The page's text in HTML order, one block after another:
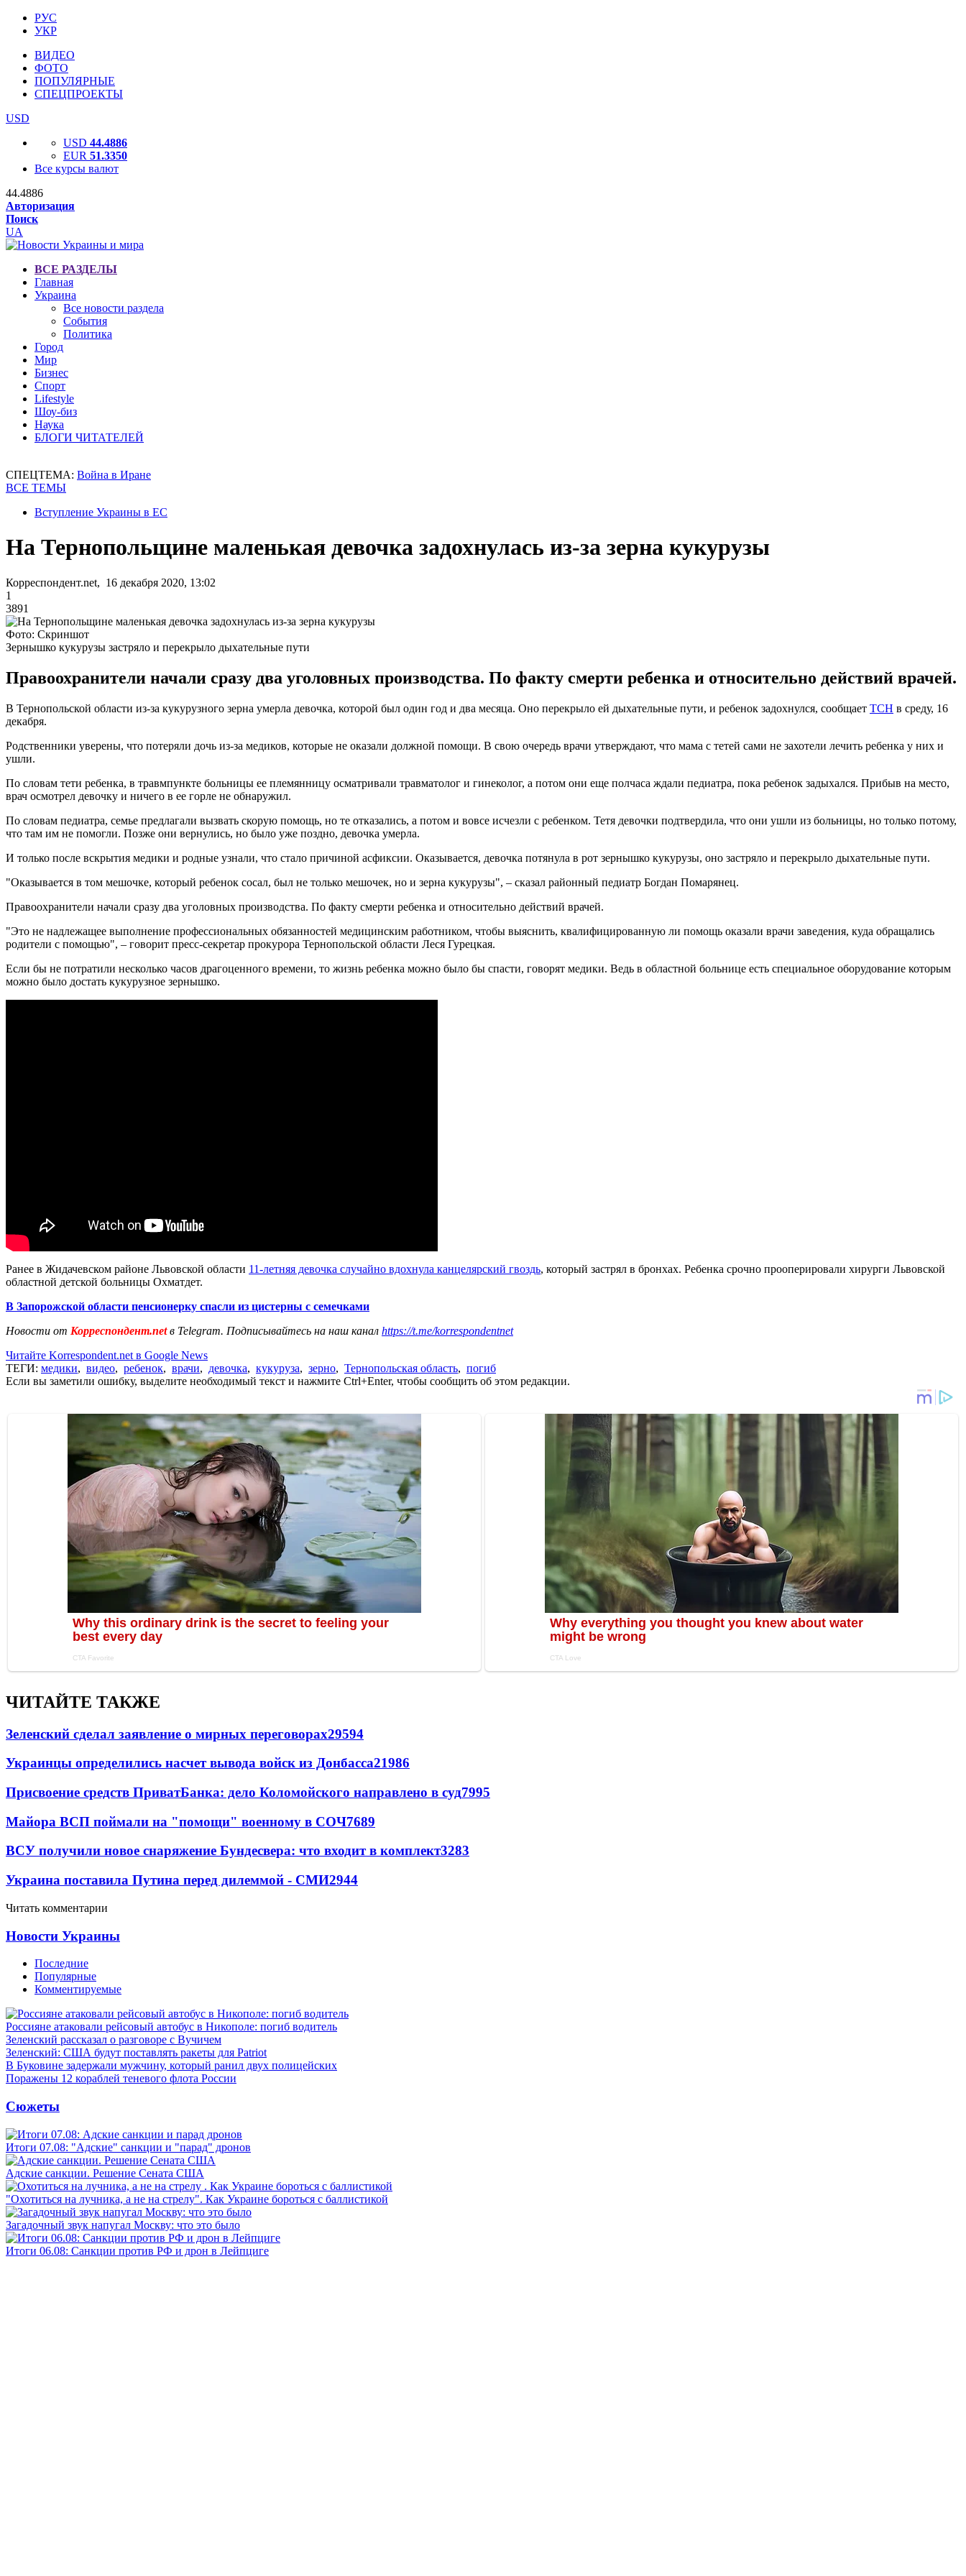
РУС
УКР
ВИДЕО
ФОТО
ПОПУЛЯРНЫЕ
СПЕЦПРОЕКТЫ
USD
USD 44.4886
EUR 51.3350
Все курсы валют
44.4886
Авторизация
Поиск
UA
ВСЕ РАЗДЕЛЫ
Главная
Украина
Все новости раздела
События
Политика
Город
Мир
Бизнес
Спорт
Lifestyle
Шоу-биз
Наука
БЛОГИ ЧИТАТЕЛЕЙ
СПЕЦТЕМА: Война в Иране
ВСЕ ТЕМЫ
Вступление Украины в ЕС
На Тернопольщине маленькая девочка задохнулась из-за зерна кукурузы
Корреспондент.net, 16 декабря 2020, 13:02
1
3891
Фото: Скриншот
Зернышко кукурузы застряло и перекрыло дыхательные пути
Правоохранители начали сразу два уголовных производства. По факту смерти ребенка и относительно действий врачей.
В Тернопольской области из-за кукурузного зерна умерла девочка, которой был один год и два месяца. Оно перекрыло ей дыхательные пути, и ребенок задохнулся, сообщает ТСН в среду, 16
декабря.
Родственники уверены, что потеряли дочь из-за медиков, которые не оказали должной помощи. В свою очередь врачи утверждают, что мама с тетей сами не захотели лечить ребенка у них и
ушли.
По словам тети ребенка, в травмпункте больницы ее племянницу осматривали травматолог и гинеколог, а потом они еще полчаса ждали педиатра, пока ребенок задыхался. Прибыв на место,
врач осмотрел девочку и ничего в ее горле не обнаружил.
По словам педиатра, семье предлагали вызвать скорую помощь, но те отказались, а потом и вовсе исчезли с ребенком. Тетя девочки подтвердила, что они ушли из больницы, но только потому,
что там им не помогли. Позже они вернулись, но было уже поздно, девочка умерла.
И только после вскрытия медики и родные узнали, что стало причиной асфиксии. Оказывается, девочка потянула в рот зернышко кукурузы, оно застряло и перекрыло дыхательные пути.
"Оказывается в том мешочке, который ребенок сосал, был не только мешочек, но и зерна кукурузы", – сказал районный педиатр Богдан Помарянец.
Правоохранители начали сразу два уголовных производства. По факту смерти ребенка и относительно действий врачей.
"Это не надлежащее выполнение профессиональных обязанностей медицинским работником, чтобы выяснить, квалифицированную ли помощь оказали врачи заведения, куда обращались
родители с помощью", – говорит пресс-секретар прокурора Тернопольской области Леся Гурецкая.
Если бы не потратили несколько часов драгоценного времени, то жизнь ребенка можно было бы спасти, говорят медики. Ведь в областной больнице есть специальное оборудование которым
можно было достать кукурузное зернышко.
Ранее в Жидачевском районе Львовской области 11-летняя девочка случайно вдохнула канцелярский гвоздь, который застрял в бронхах. Ребенка срочно прооперировали хирурги Львовской
областной детской больницы Охматдет.
В Запорожской области пенсионерку спасли из цистерны с семечками
Новости от Корреспондент.netв Telegram. Подписывайтесь на наш канал https://t.me/korrespondentnet
Читайте Korrespondent.net в Google News
ТЕГИ: медики, видео, ребенок, врачи, девочка, кукуруза, зерно, Тернопольская область, погиб
Если вы заметили ошибку, выделите необходимый текст и нажмите Ctrl+Enter, чтобы сообщить об этом редакции.
ЧИТАЙТЕ ТАКЖЕ
Зеленский сделал заявление о мирных переговорах29594
Украинцы определились насчет вывода войск из Донбасса21986
Присвоение средств ПриватБанка: дело Коломойского направлено в суд7995
Майора ВСП поймали на "помощи" военному в СОЧ7689
ВСУ получили новое снаряжение Бундесвера: что входит в комплект3283
Украина поставила Путина перед дилеммой - СМИ2944
Читать комментарии
Новости Украины
Последние
Популярные
Комментируемые
Россияне атаковали рейсовый автобус в Никополе: погиб водитель
Зеленский рассказал о разговоре с Вучичем
Зеленский: США будут поставлять ракеты для Patriot
В Буковине задержали мужчину, который ранил двух полицейских
Поражены 12 кораблей теневого флота России
Сюжеты
Итоги 07.08: "Адские" санкции и "парад" дронов
Адские санкции. Решение Сената США
"Охотиться на лучника, а не на стрелу". Как Украине бороться с баллистикой
Загадочный звук напугал Москву: что это было
Итоги 06.08: Санкции против РФ и дрон в Лейпциге